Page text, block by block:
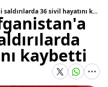
Pakistan'ın Afganistan'a düzenlediği saldırılarda 36 sivil hayatını kaybetti
kaybetti